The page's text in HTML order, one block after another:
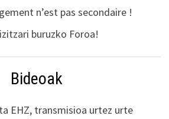
n’est pas secondaire !
buruzko Foroa!
Bideoak
EHZ, transmisioa urtez urte